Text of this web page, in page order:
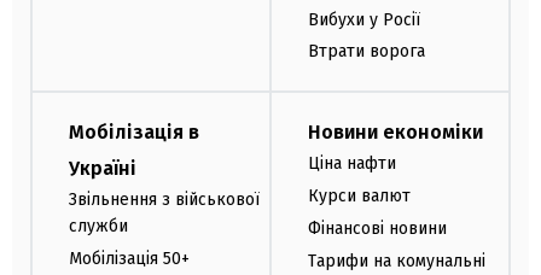
Вибухи у Росії
Втрати ворога
Мобілізація в
Україні
Звільнення з військової
служби
Мобілізація 50+
Новини економіки
Ціна нафти
Курси валют
Фінансові новини
Тарифи на комунальні